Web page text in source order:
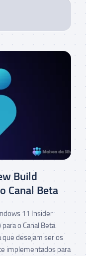
Build
Canal Beta
11 Insider
o Canal Beta.
que desejam ser os
implementados para